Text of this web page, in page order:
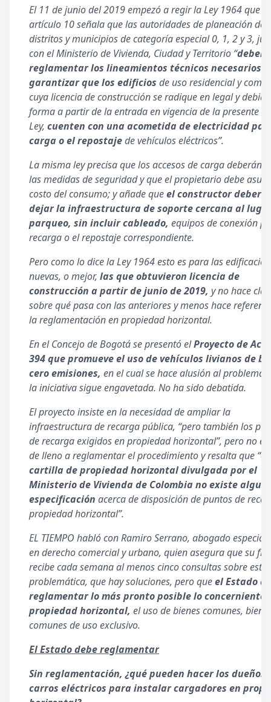
El 11 de junio del 2019 empezó a regir la Ley 1964 que
artículo 10 señala que las autoridades de planeación de
distritos y municipios de categoría especial 0, 1, 2 y 3,
con el Ministerio de Vivienda, Ciudad y Territorio “
reglamentar los lineamientos técnicos necesarios
garantizar que los edificios de uso residencial y
cuya licencia de construcción se radique en legal y debida
forma a partir de la entrada en vigencia de la presente
Ley, cuenten con una acometida de electricidad
carga o el repostajede vehículos eléctricos”.
La misma ley precisa que los accesos de carga deberán
las medidas de seguridad y que el propietario debe
costo del consumo; y añade queel constructor deberá
dejar la infraestructura de soporte cercana al
parqueo, sin incluir cableado, equipos de conexión
recarga o el repostaje correspondiente.
Pero como lo dice la Ley 1964 esto es para las
nuevas, o mejor, las que obtuvieron licencia de
construcción a partir de junio de 2019, y no hace
sobre qué pasa con las anteriores y menos hace
la reglamentación en propiedad horizontal.
En el Concejo de Bogotá se presentó elProyecto de
394 que promueve el uso de vehículos livianos de
cero emisiones, en el cual se hace alusión al problema,
la iniciativa sigue engavetada. No ha sido debatida.
El proyecto insiste en la necesidad de ampliar la
infraestructura de recarga pública, “pero también los
de recarga exigidos en propiedad horizontal”, pero no
de lleno a reglamentar el procedimiento y resalta que “
cartilla de propiedad horizontal divulgada por el
Ministerio de Vivienda de Colombia no existe
especificación acerca de disposición de puntos de
propiedad horizontal”.
EL TIEMPO habló con Ramiro Serrano, abogado
en derecho comercial y urbano, quien asegura que su
recibe cada semana al menos cinco consultas sobre esta
problemática, que hay soluciones, pero queel Estado
reglamentar lo más pronto posible lo concerniente
propiedad horizontal, el uso de bienes comunes,
comunes de uso exclusivo.
El Estado debe reglamentar
Sin reglamentación, ¿qué pueden hacer los dueños
carros eléctricos para instalar cargadores en